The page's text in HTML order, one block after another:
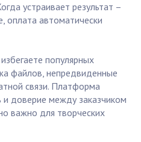
устраивает результат –
оплата автоматически
популярных
файлов, непредвиденные
связи. Платформа
и доверие между заказчиком
важно для творческих